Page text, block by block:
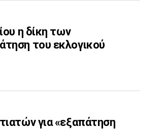
η δίκη των
του εκλογικού
για «εξαπάτηση